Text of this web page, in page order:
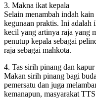
3. Makna ikat kepala
Selain menambah indah
kegunaan praktis. Ini adalah
kecil yang artinya raja yang
penutup kepala sebagai
raja sebagai mahkota.
4. Tas sirih pinang dan kapur
Makan sirih pinang bagi
pemersatu dan juga
kemanapun, masyarakat